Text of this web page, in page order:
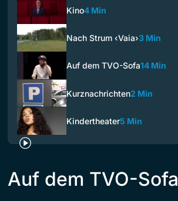
Kino4 Min
Nach Strum ‹Vaia›3 Min
Auf dem TVO-Sofa14 Min
Kurznachrichten2 Min
Kindertheater5 Min
Auf dem TVO-Sofa